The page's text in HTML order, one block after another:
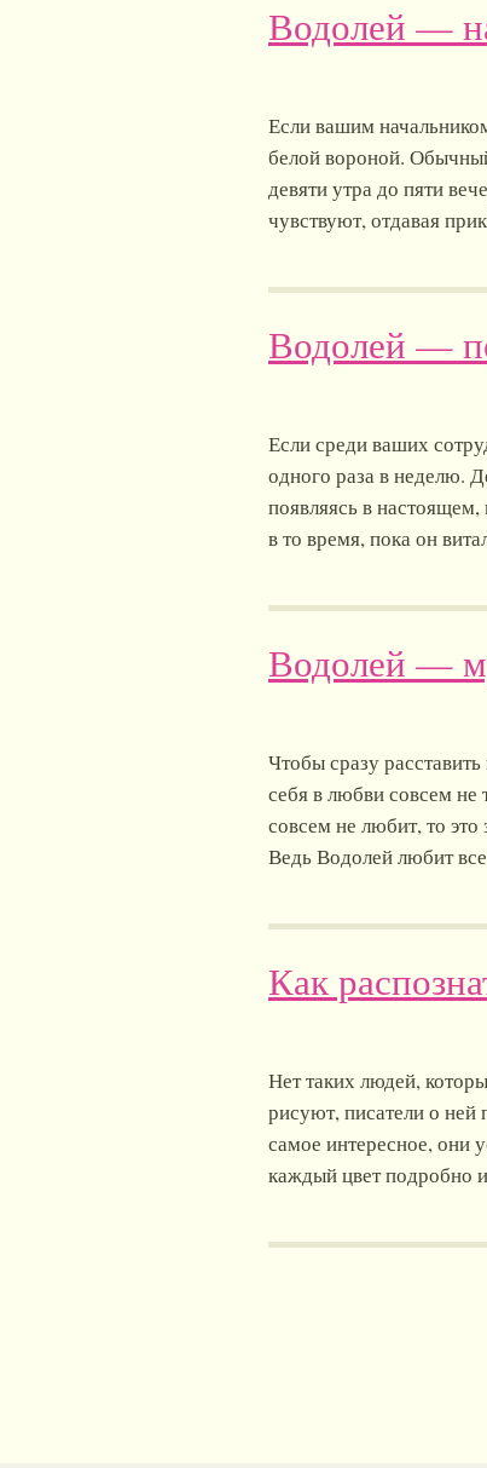
Водолей —
Если вашим
белой вороной.
девяти утра до пяти
чувствуют, отдавая
Водолей —
Если среди ваших
одного раза в неделю.
появляясь в
в то время, пока он
Водолей —
Чтобы сразу
себя в любви совсем не
совсем не любит, то
Ведь Водолей любит
Как
Нет таких людей,
рисуют, писатели о
самое интересное, они
каждый цвет подробно